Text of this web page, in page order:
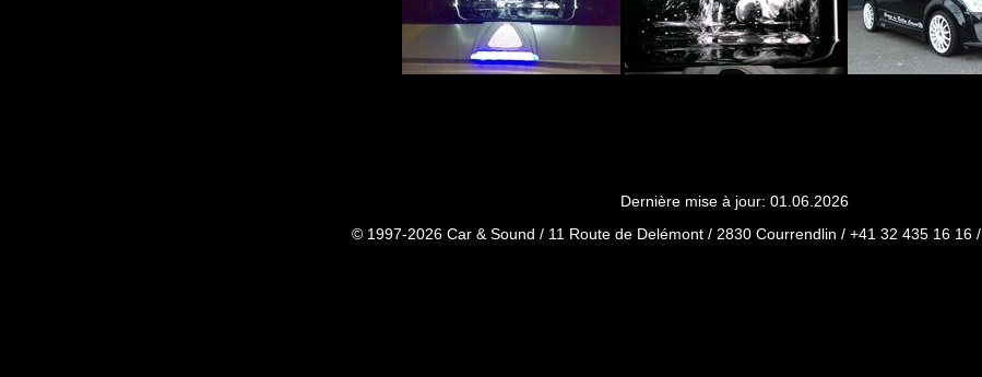
Dernière mise à jour: 01.06.2026
© 1997-2026 Car & Sound / 11 Route de Delémont / 2830 Courrendlin / +41 32 435 16 16 /